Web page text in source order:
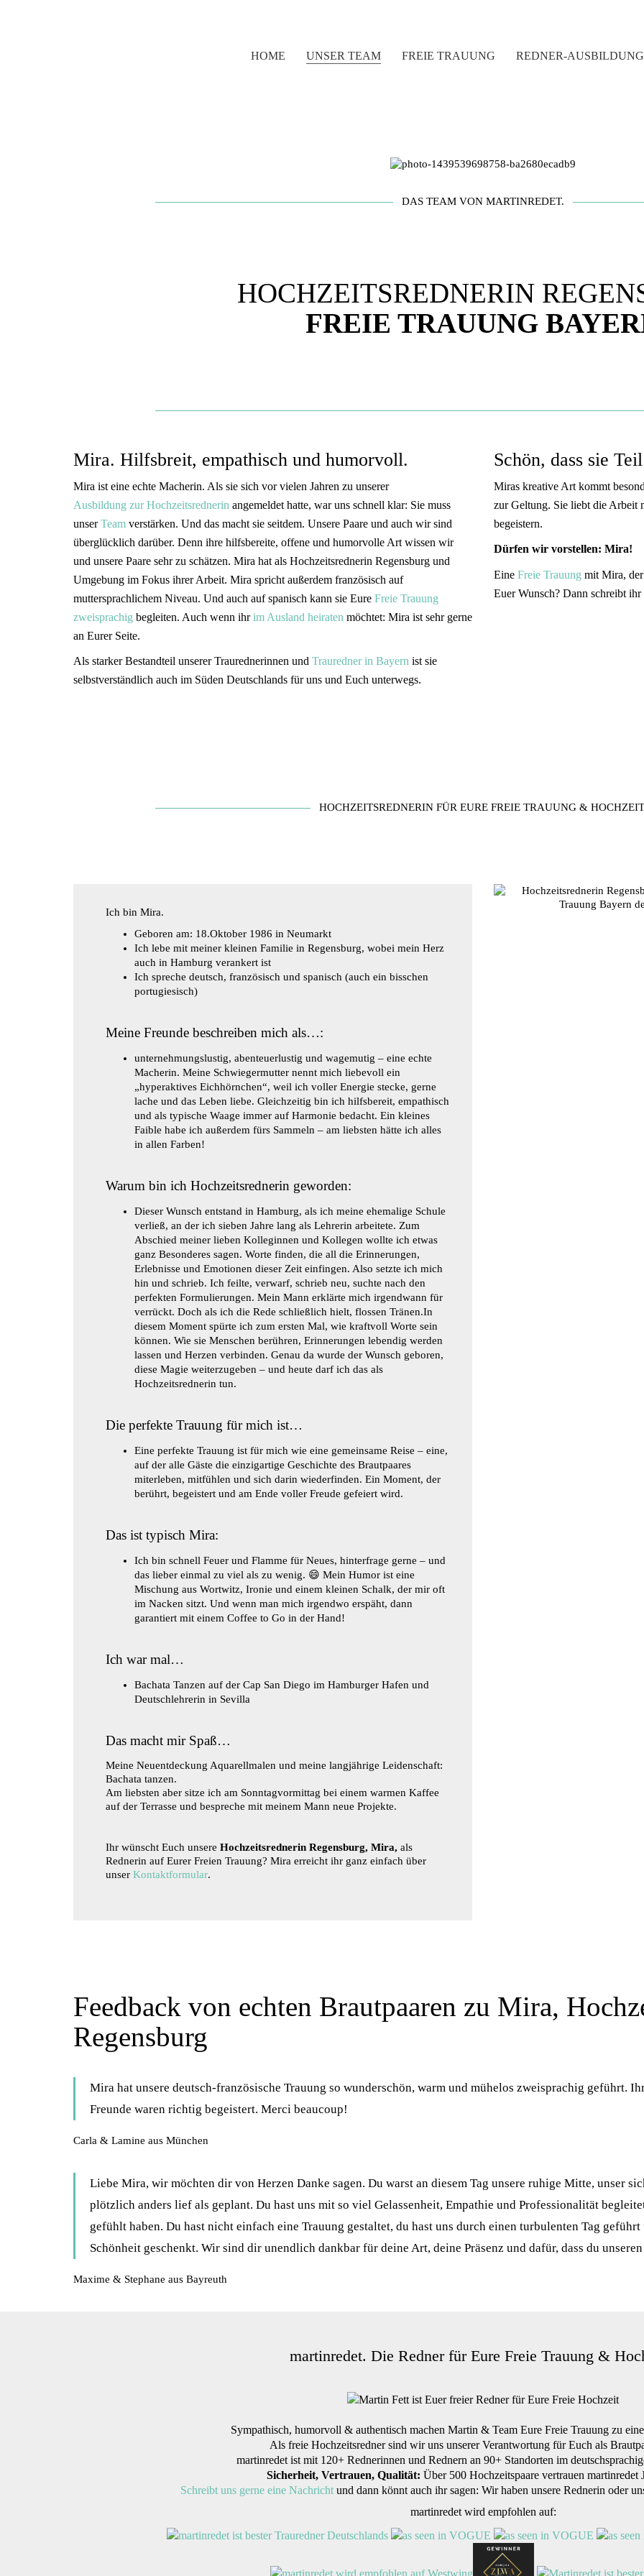
HOME UNSER TEAM FREIE TRAUUNG REDNER-AUSBILDUNG
DAS TEAM VON MARTINREDET.
HOCHZEITSREDNERIN
FREIE TRAUUNG
Mira. Hilfsbreit, empathisch und humorvoll.
Mira ist eine echte Macherin. Als sie sich vor vielen Jahren zu unserer
Ausbildung zur Hochzeitsrednerin angemeldet hatte, war uns schnell klar: Sie muss
unserTeam verstärken. Und das macht sie seitdem. Unsere Paare und auch wir sind
überglücklich darüber. Denn ihre hilfsbereite, offene und humorvolle Art wissen wir
und unsere Paare sehr zu schätzen. Mira hat als Hochzeitsrednerin Regensburg und
Umgebung im Fokus ihrer Arbeit. Mira spricht außerdem französisch auf
muttersprachlichem Niveau. Und auch auf spanisch kann sie Eure Freie Trauung
zweisprachig begleiten. Auch wenn ihrim Ausland heiraten möchtet: Mira ist sehr gerne
an Eurer Seite.
Als starker Bestandteil unserer Traurednerinnen und Trauredner in Bayern ist sie
selbstverständlich auch im Süden Deutschlands für uns und Euch unterwegs.
Schön, dass sie
Miras kreative Art kommt
zur Geltung. Sie liebt die Arbeit
begeistern.
Dürfen wir vorstellen: Mira!
Eine Freie Trauung mit Mira,
Euer Wunsch? Dann schreibt
HOCHZEITSREDNERIN FÜR EURE FREIE TRAUUNG &
Ich bin Mira.
Geboren am: 18.Oktober 1986 in Neumarkt
Ich lebe mit meiner kleinen Familie in Regensburg, wobei mein Herz
auch in Hamburg verankert ist
Ich spreche deutsch, französisch und spanisch (auch ein bisschen
portugiesisch)
Meine Freunde beschreiben mich als…:
unternehmungslustig, abenteuerlustig und wagemutig – eine echte
Macherin. Meine Schwiegermutter nennt mich liebevoll ein
„hyperaktives Eichhörnchen“, weil ich voller Energie stecke, gerne
lache und das Leben liebe. Gleichzeitig bin ich hilfsbereit, empathisch
und als typische Waage immer auf Harmonie bedacht. Ein kleines
Faible habe ich außerdem fürs Sammeln – am liebsten hätte ich alles
in allen Farben!
Warum bin ich Hochzeitsrednerin geworden:
Dieser Wunsch entstand in Hamburg, als ich meine ehemalige Schule
verließ, an der ich sieben Jahre lang als Lehrerin arbeitete. Zum
Abschied meiner lieben Kolleginnen und Kollegen wollte ich etwas
ganz Besonderes sagen. Worte finden, die all die Erinnerungen,
Erlebnisse und Emotionen dieser Zeit einfingen. Also setzte ich mich
hin und schrieb. Ich feilte, verwarf, schrieb neu, suchte nach den
perfekten Formulierungen. Mein Mann erklärte mich irgendwann für
verrückt. Doch als ich die Rede schließlich hielt, flossen Tränen.In
diesem Moment spürte ich zum ersten Mal, wie kraftvoll Worte sein
können. Wie sie Menschen berühren, Erinnerungen lebendig werden
lassen und Herzen verbinden. Genau da wurde der Wunsch geboren,
diese Magie weiterzugeben – und heute darf ich das als
Hochzeitsrednerin tun.
Die perfekte Trauung für mich ist…
Eine perfekte Trauung ist für mich wie eine gemeinsame Reise – eine,
auf der alle Gäste die einzigartige Geschichte des Brautpaares
miterleben, mitfühlen und sich darin wiederfinden. Ein Moment, der
berührt, begeistert und am Ende voller Freude gefeiert wird.
Das ist typisch Mira:
Ich bin schnell Feuer und Flamme für Neues, hinterfrage gerne – und
das lieber einmal zu viel als zu wenig. 😄 Mein Humor ist eine
Mischung aus Wortwitz, Ironie und einem kleinen Schalk, der mir oft
im Nacken sitzt. Und wenn man mich irgendwo erspäht, dann
garantiert mit einem Coffee to Go in der Hand!
Ich war mal…
Bachata Tanzen auf der Cap San Diego im Hamburger Hafen und
Deutschlehrerin in Sevilla
Das macht mir Spaß…
Meine Neuentdeckung Aquarellmalen und meine langjährige Leidenschaft:
Bachata tanzen.
Am liebsten aber sitze ich am Sonntagvormittag bei einem warmen Kaffee
auf der Terrasse und bespreche mit meinem Mann neue Projekte.
Ihr wünscht Euch unsere Hochzeitsrednerin Regensburg, Mira, als
Rednerin auf Eurer Freien Trauung? Mira erreicht ihr ganz einfach über
unser Kontaktformular.
Feedback von echten Brautpaaren zu Mira,
Regensburg
Mira hat unsere deutsch-französische Trauung so wunderschön, warm und mühelos zweisprachig geführt.
Freunde waren richtig begeistert. Merci beaucoup!
Carla & Lamine aus München
Liebe Mira, wir möchten dir von Herzen Danke sagen. Du warst an diesem Tag unsere ruhige Mitte, unser
plötzlich anders lief als geplant. Du hast uns mit so viel Gelassenheit, Empathie und Professionalität
gefühlt haben. Du hast nicht einfach eine Trauung gestaltet, du hast uns durch einen turbulenten Tag
Schönheit geschenkt. Wir sind dir unendlich dankbar für deine Art, deine Präsenz und dafür, dass du
Maxime & Stephane aus Bayreuth
martinredet. Die Redner für Eure Freie Trauung &
Sympathisch, humorvoll & authentisch machen Martin & Team Eure Freie Trauung zu
Als freie Hochzeitsredner sind wir uns unserer Verantwortung für Euch als
martinredet ist mit 120+ Rednerinnen und Rednern an 90+ Standorten im
Sicherheit, Vertrauen, Qualität: Über 500 Hochzeitspaare vertrauen martinredet
Schreibt uns gerne eine Nachrichtund dann könnt auch ihr sagen: Wir haben unsere Rednerin oder
martinredet wird empfohlen auf: